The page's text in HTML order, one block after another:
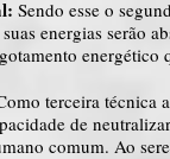
Sendo esse o
energias serão
energético
terceira técnica
de
comum. Ao